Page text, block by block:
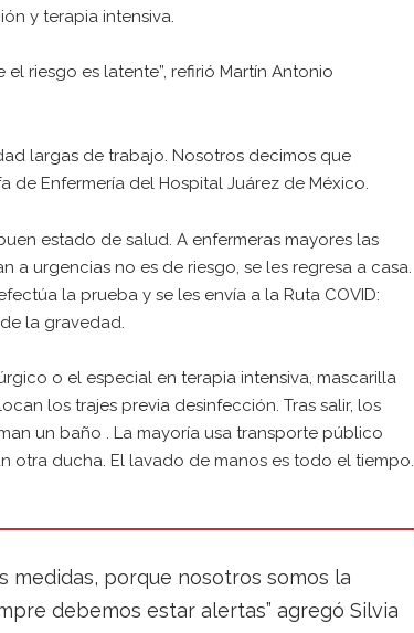
y terapia intensiva.
riesgo es latente”, refirió Martín Antonio
largas de trabajo. Nosotros decimos que
de Enfermería del Hospital Juárez de México.
estado de salud. A enfermeras mayores las
a urgencias no es de riesgo, se les regresa a casa.
la prueba y se les envía a la Ruta COVID:
la gravedad.
o el especial en terapia intensiva, mascarilla
los trajes previa desinfección. Tras salir, los
un baño . La mayoría usa transporte público
ducha. El lavado de manos es todo el tiempo.
medidas, porque nosotros somos la
debemos estar alertas” agregó Silvia